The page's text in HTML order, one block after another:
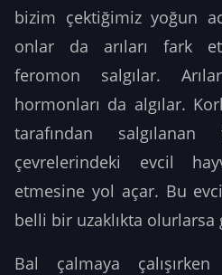
bizim çektiğimiz yoğun
onlar da arıları fark
feromon salgılar.
hormonları da algılar.
tarafından salgılanan
çevrelerindeki evcil
etmesine yol açar. Bu
belli bir uzaklıkta
Bal çalmaya